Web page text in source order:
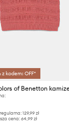
kodem: OFF*
129,99 zł
cena: 64,99 zł